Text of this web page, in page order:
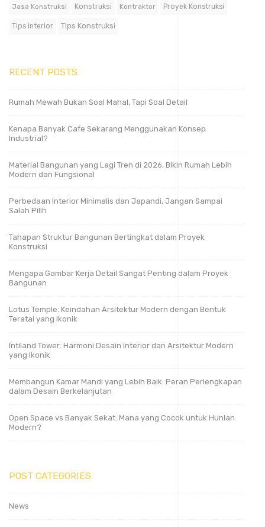
Jasa Konstruksi Konstruksi Kontraktor Proyek Konstruksi
Tips Interior Tips Konstruksi
RECENT POSTS
Rumah Mewah Bukan Soal Mahal, Tapi Soal Detail
Kenapa Banyak Cafe Sekarang Menggunakan Konsep
Industrial?
Material Bangunan yang Lagi Tren di 2026, Bikin Rumah Lebih
Modern dan Fungsional
Perbedaan Interior Minimalis dan Japandi, Jangan Sampai
Salah Pilih
Tahapan Struktur Bangunan Bertingkat dalam Proyek
Konstruksi
Mengapa Gambar Kerja Detail Sangat Penting dalam Proyek
Bangunan
Lotus Temple: Keindahan Arsitektur Modern dengan Bentuk
Teratai yang Ikonik
Intiland Tower: Harmoni Desain Interior dan Arsitektur Modern
yang Ikonik
Membangun Kamar Mandi yang Lebih Baik: Peran Perlengkapan
dalam Desain Berkelanjutan
Open Space vs Banyak Sekat: Mana yang Cocok untuk Hunian
Modern?
POST CATEGORIES
News